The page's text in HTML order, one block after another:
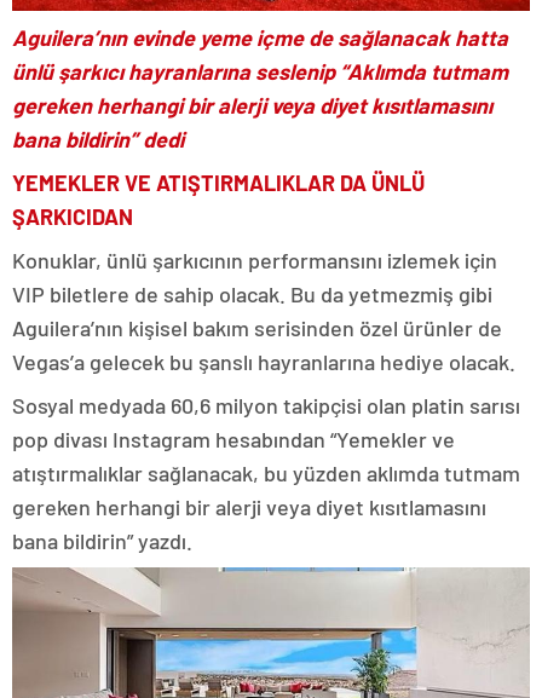
Aguilera’nın evinde yeme içme de sağlanacak hatta
ünlü şarkıcı hayranlarına seslenip “Aklımda tutmam
gereken herhangi bir alerji veya diyet kısıtlamasını
bana bildirin” dedi
YEMEKLER VE ATIŞTIRMALIKLAR DA ÜNLÜ
ŞARKICIDAN
Konuklar, ünlü şarkıcının performansını izlemek için
VIP biletlere de sahip olacak. Bu da yetmezmiş gibi
Aguilera’nın kişisel bakım serisinden özel ürünler de
Vegas’a gelecek bu şanslı hayranlarına hediye olacak.
Sosyal medyada 60,6 milyon takipçisi olan platin sarısı
pop divası Instagram hesabından “Yemekler ve
atıştırmalıklar sağlanacak, bu yüzden aklımda tutmam
gereken herhangi bir alerji veya diyet kısıtlamasını
bana bildirin” yazdı.